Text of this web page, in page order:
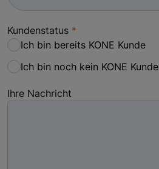
Kundenstatus
Ich bin bereits KONE Kunde
Ich bin noch kein KONE Kunde
Ihre Nachricht